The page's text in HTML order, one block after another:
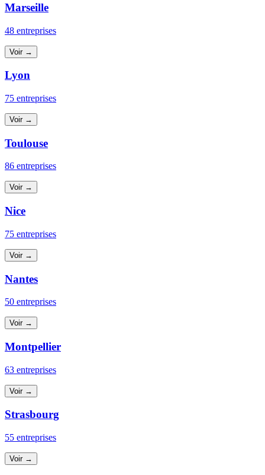
Marseille
48 entreprises
Voir →
Lyon
75 entreprises
Voir →
Toulouse
86 entreprises
Voir →
Nice
75 entreprises
Voir →
Nantes
50 entreprises
Voir →
Montpellier
63 entreprises
Voir →
Strasbourg
55 entreprises
Voir →